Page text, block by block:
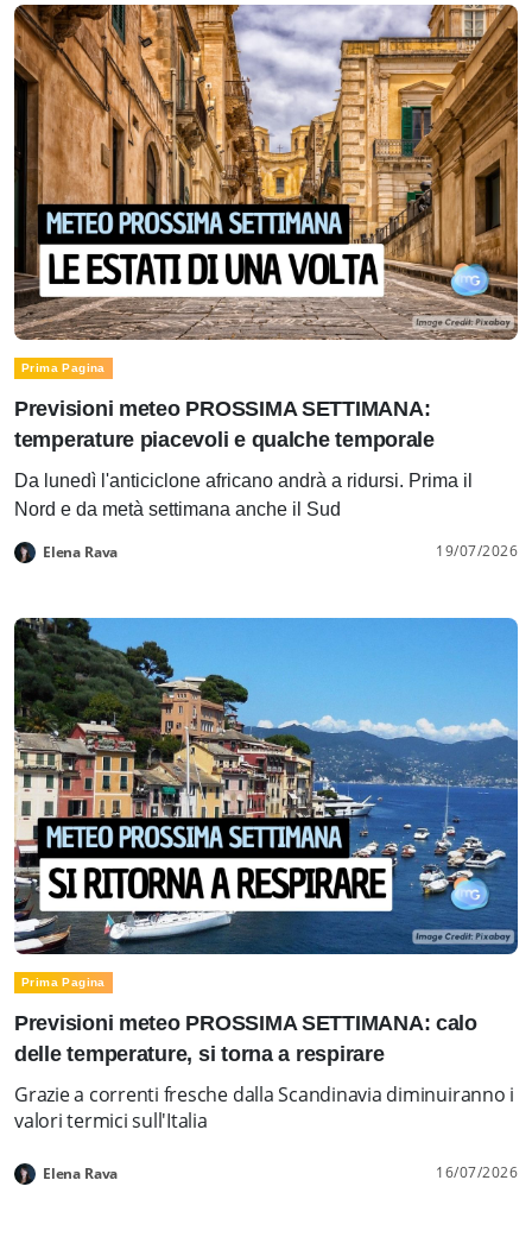
Prima Pagina
Previsioni meteo PROSSIMA SETTIMANA:
temperature piacevoli e qualche temporale
Da lunedì l'anticiclone africano andrà a ridursi. Prima il
Nord e da metà settimana anche il Sud
Elena Rava 19/07/2026
Prima Pagina
Previsioni meteo PROSSIMA SETTIMANA: calo
delle temperature, si torna a respirare
Grazie a correnti fresche dalla Scandinavia diminuiranno i
valori termici sull'Italia
Elena Rava 16/07/2026